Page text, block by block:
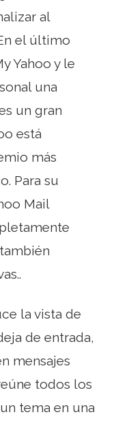
al
el último
Yahoo y le
una
un gran
está
más
Para su
Mail
la vista de
de entrada,
mensajes
todos los
tema en una